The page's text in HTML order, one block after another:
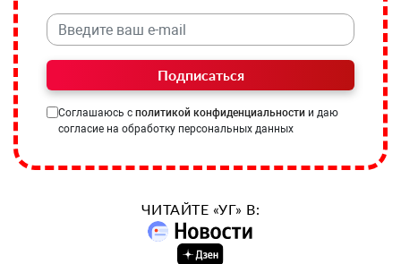
Подписаться
Соглашаюсь с политикой конфиденциальности и даю
согласие на обработку персональных данных
ЧИТАЙТЕ «УГ» В: